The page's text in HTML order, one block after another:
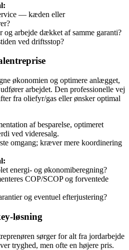
— kæden eller
og arbejde dækket af samme garanti?
ved driftsstop?
økonomien og optimere anlægget,
arbejdet. Den professionelle vej
fra oliefyr/gas eller ønsker optimal
af besparelse, optimeret
ved videresalg.
omgang; kræver mere koordinering
energi‑ og økonomiberegning?
COP/SCOP og forventede
og eventuel efterjustering?
sørger for alt fra jordarbejde
tryghed, men ofte en højere pris.